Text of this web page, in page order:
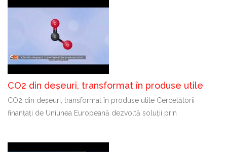
CO2 din deșeuri, transformat în produse utile
CO2 din deșeuri, transformat în produse utile Cercetătorii
finanțați de Uniunea Europeană dezvoltă soluții prin